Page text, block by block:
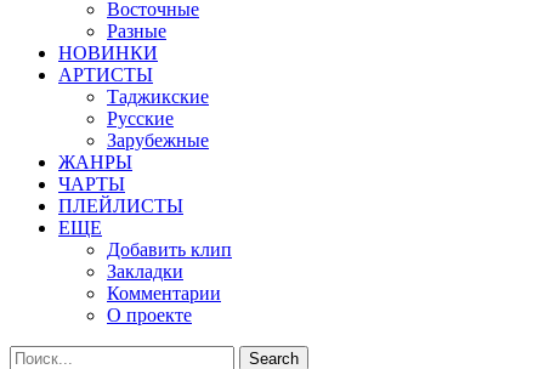
Восточные
Разные
НОВИНКИ
АРТИСТЫ
Таджикские
Русские
Зарубежные
ЖАНРЫ
ЧАРТЫ
ПЛЕЙЛИСТЫ
ЕЩЕ
Добавить клип
Закладки
Комментарии
О проекте